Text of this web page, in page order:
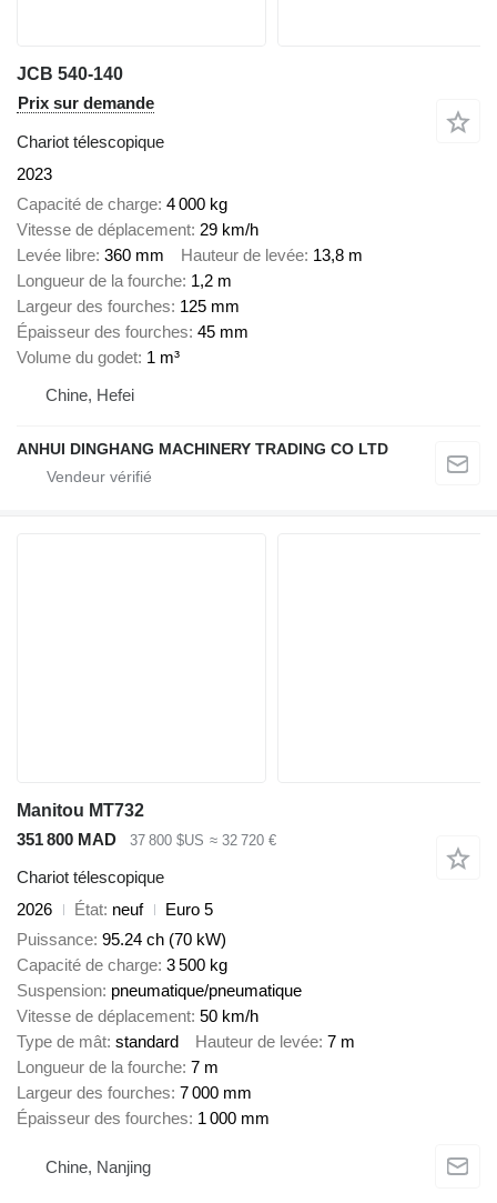
JCB 540-140
Prix sur demande
Chariot télescopique
2023
Capacité de charge 4 000 kg
Vitesse de déplacement 29 km/h
Levée libre 360 mm Hauteur de levée 13,8 m
Longueur de la fourche 1,2 m
Largeur des fourches 125 mm
Épaisseur des fourches 45 mm
Volume du godet 1 m³
Chine, Hefei
ANHUI DINGHANG MACHINERY TRADING CO LTD
Manitou MT732
351 800 MAD
37 800 $US ≈ 32 720 €
Chariot télescopique
2026
État neuf
Euro 5
Puissance 95.24 ch (70 kW)
Capacité de charge 3 500 kg
Suspension pneumatique/pneumatique
Vitesse de déplacement 50 km/h
Type de mât standard Hauteur de levée 7 m
Longueur de la fourche 7 m
Largeur des fourches 7 000 mm
Épaisseur des fourches 1 000 mm
Chine, Nanjing